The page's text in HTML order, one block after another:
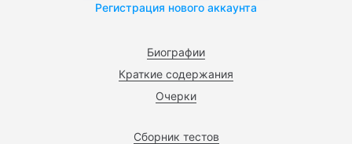
Биографии
Краткие содержания
Очерки
Сборник тестов
Регистрация нового аккаунта